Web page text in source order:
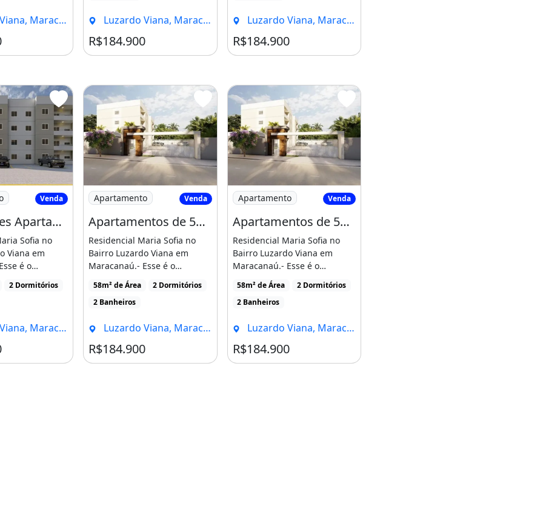
do Programa Minha
ate 30x no Boleto;
Maracanaú - CE Luzardo Viana, Maracanaú - CE
R$184.900
Luzardo Viana, Maracanaú - CE
R$184.900
Apartamentos no Luzardo Viana
Venda
Execelentes Apartamentos no Luzardo Viana com 2 Suítes
Sofia no
Viana em
é o
seu
2 Dormitórios
Maracanaú - CE
Imagem: Apartamentos de 58M² com 2 Suítes no Luzardo
Apartamento Venda
Apartamentos de 58M² com 2 Suítes no Luzardo Viana, Entrada Facilitada!
Residencial Maria Sofia no
Bairro Luzardo Viana em
Maracanaú.- Esse é o
momento de realizar seu
sonho [...]
58m² de Área
2 Dormitórios
2 Banheiros
Luzardo Viana, Maracanaú - CE
R$184.900
Imagem: Apartamentos de 58M² com 2 Suítes no Luzardo
Apartamento Venda
Apartamentos de 58M² com 2 Suítes no Luzardo Viana, Entrada Facilitada!
Residencial Maria Sofia no
Bairro Luzardo Viana em
Maracanaú.- Esse é o
momento de realizar seu
sonho [...]
58m² de Área
2 Dormitórios
2 Banheiros
Luzardo Viana, Maracanaú - CE
R$184.900
no Luzardo